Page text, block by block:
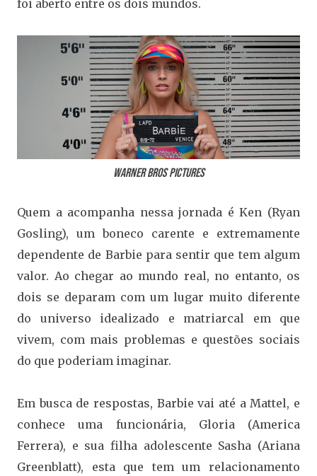
foi aberto entre os dois mundos.
Warner Bros Pictures
Quem a acompanha nessa jornada é Ken (Ryan
Gosling), um boneco carente e extremamente
dependente de Barbie para sentir que tem algum
valor. Ao chegar ao mundo real, no entanto, os
dois se deparam com um lugar muito diferente
do universo idealizado e matriarcal em que
vivem, com mais problemas e questões sociais
do que poderiam imaginar.
Em busca de respostas, Barbie vai até a Mattel, e
conhece uma funcionária, Gloria (America
Ferrera), e sua filha adolescente Sasha (Ariana
Greenblatt), esta que tem um relacionamento